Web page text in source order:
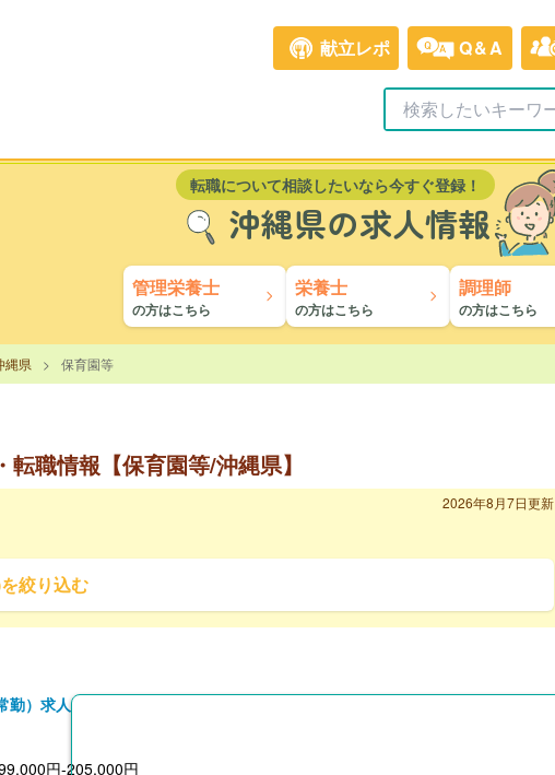
献立レポ Q&A
転職について相談したいなら今すぐ登録！
沖縄県の求人情報
管理栄養士
の方はこちら
栄養士
の方はこちら
調理師
の方はこちら
縄県 保育園等
職情報【保育園等/沖縄県】
2026年8月7日更新
絞り込む
勤）求人
円-205,000円